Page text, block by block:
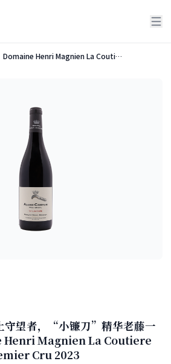
Domaine Henri Magnien La Coutiere Aloxe-Corton Premier Cru 2023
守望者，“小镰刀”精华老藤一
Henri Magnien La Coutiere
Cru 2023